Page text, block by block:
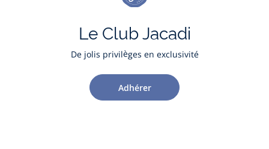
Le Club Jacadi
De jolis privilèges en exclusivité
Adhérer